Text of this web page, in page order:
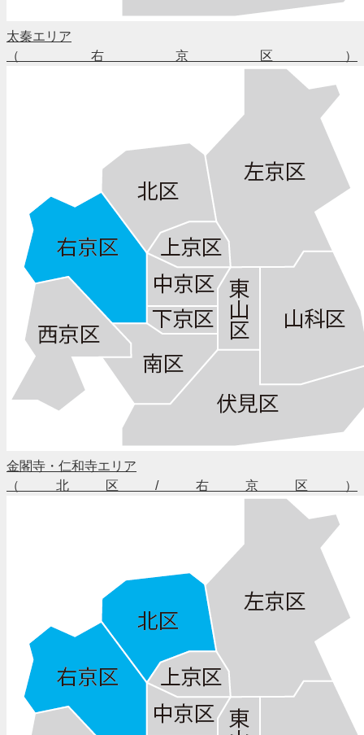
太秦エリア
（右京区）
金閣寺・仁和寺エリア
（北区/右京区）